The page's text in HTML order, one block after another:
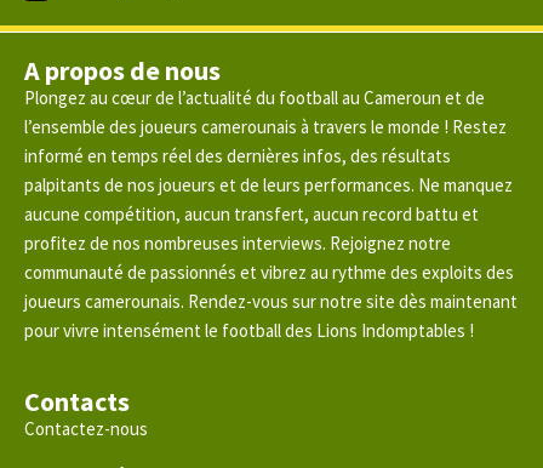
A propos de nous
Plongez au cœur de l’actualité du football au Cameroun et de
l’ensemble des joueurs camerounais à travers le monde ! Restez
informé en temps réel des dernières infos, des résultats
palpitants de nos joueurs et de leurs performances. Ne manquez
aucune compétition, aucun transfert, aucun record battu et
profitez de nos nombreuses interviews. Rejoignez notre
communauté de passionnés et vibrez au rythme des exploits des
joueurs camerounais. Rendez-vous sur notre site dès maintenant
pour vivre intensément le football des Lions Indomptables !
Contacts
Contactez-nous